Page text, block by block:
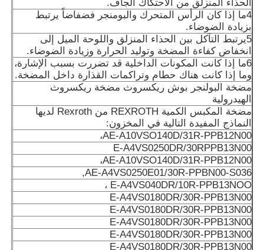
الحذاء المنزلق من الاحتكاك الجاف.
4ما إذا كان الرأس المتحرك والبومنجر فضفاضاً يرتبط
بزيادة الضوضاء.
5يرتبط التآكل بين الحذاء المنزلق واللوحة الميل إلى
انخفاض كفاءة المضخة وتوليد الحرارة وزيادة الضوضاء.
6ما إذا كانت المكونات الداخلية قد تضررت بسبب الإشارة،
وما إذا كانت هناك حطام وتراكمات القذارة داخل المضخة.
مضخة البولنجر بوش ريكسروث مضخة ريكسروث
الهيدرولية
مضخة المكبس الكمية REXROTH من Rexroth لديها
النماذج المفيدة التالية في المخزون:
AE-A10VSO140D/31R-PPB12N00،
E-A4VS0250DR/30RPPB13N00
AE-A10VSO140D/31R-PPB12N00،
AE-A4VS0250E01/30R-PPBN00-S036,
E-A4VS040DR/10R-PPB13NOO ،
E-A4VS0180DR/30R-PPB13N00
E-A4VS0180DR/30R-PPB13N00
E-A4VS0180DR/30R-PPB13N00
E-A4VS0180DR/30R-PPB13N00
E-A4VS0180DR/30R-PPB13N00